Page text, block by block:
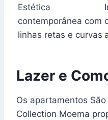
Estética
contemporânea com
linhas retas e curvas
Lazer e
Os apartamentos
Collection Moema